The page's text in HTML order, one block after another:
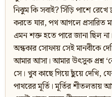
নিঝুম কি সবাই? সিঁড়ি পাশে রেখে
করতে যার, পথ আগলে প্রসারিত
এমন শক্ত হতে পারে জানা ছিল
অন্ধকার সোফায় সেই মানবীকে
আমার আসা। আমার উৎসুক প্রশ্ন
সে। খুব কাছে গিয়ে ছুঁয়ে দেখি,
পাথরের মূর্তি। মূর্তির শীতলতায়